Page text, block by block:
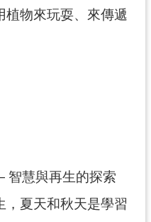
植物來玩耍、來傳遞
智慧與再生的探索
，夏天和秋天是學習